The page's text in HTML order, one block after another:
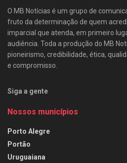
O MB Notícias é um grupo de
fruto da determinação de quem
imparcial que atenda, em primeiro
audiência. Toda a produção do MB
pioneirismo, credibilidade, ética,
e compromisso.
Siga a gente
Nossos municípios
Porto Alegre
Portão
Uruguaiana